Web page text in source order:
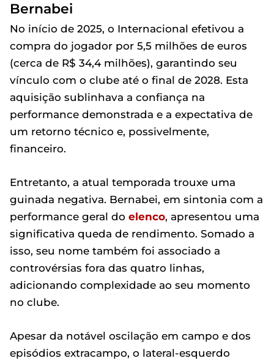
Bernabei
No início de 2025, o Internacional efetivou a
compra do jogador por 5,5 milhões de euros
(cerca de R$ 34,4 milhões), garantindo seu
vínculo com o clube até o final de 2028. Esta
aquisição sublinhava a confiança na
performance demonstrada e a expectativa de
um retorno técnico e, possivelmente,
financeiro.
Entretanto, a atual temporada trouxe uma
guinada negativa. Bernabei, em sintonia com a
performance geral do elenco, apresentou uma
significativa queda de rendimento. Somado a
isso, seu nome também foi associado a
controvérsias fora das quatro linhas,
adicionando complexidade ao seu momento
no clube.
Apesar da notável oscilação em campo e dos
episódios extracampo, o lateral-esquerdo